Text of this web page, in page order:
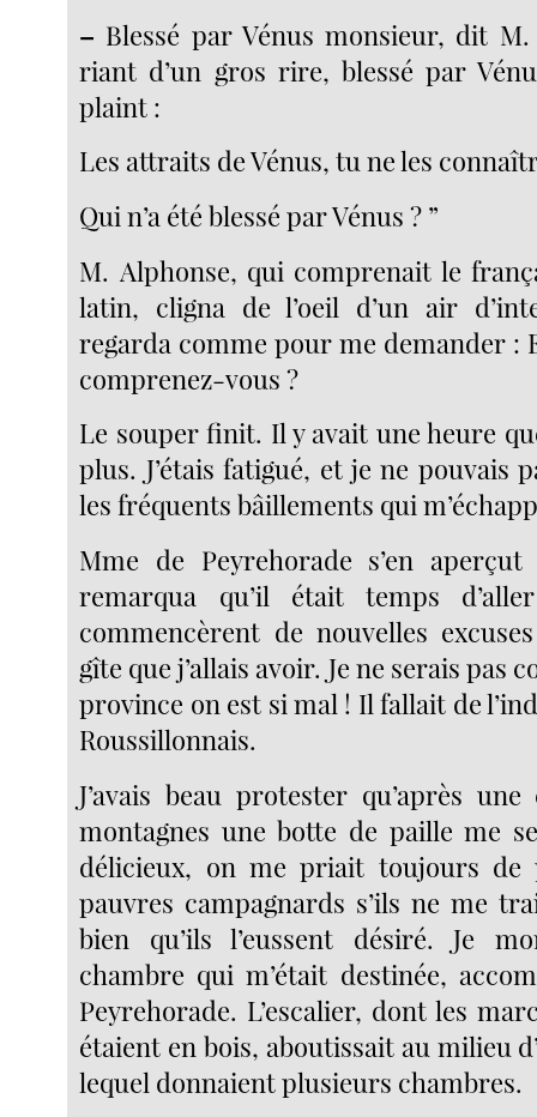
– Blessé par Vénus monsieur, dit
riant d’un gros rire, blessé par
plaint :
Les attraits de Vénus, tu ne les
Qui n’a été blessé par Vénus ? ”
M. Alphonse, qui comprenait le
latin, cligna de l’oeil d’un air
regarda comme pour me demander :
comprenez-vous ?
Le souper finit. Il y avait une heure
plus. J’étais fatigué, et je ne pouvais
les fréquents bâillements qui
Mme de Peyrehorade s’en
remarqua qu’il était temps
commencèrent de nouvelles
gîte que j’allais avoir. Je ne serais pas
province on est si mal ! Il fallait de
Roussillonnais.
J’avais beau protester qu’après
montagnes une botte de paille me
délicieux, on me priait toujours de
pauvres campagnards s’ils ne me
bien qu’ils l’eussent désiré. Je
chambre qui m’était destinée,
Peyrehorade. L’escalier, dont les
étaient en bois, aboutissait au milieu
lequel donnaient plusieurs chambres.